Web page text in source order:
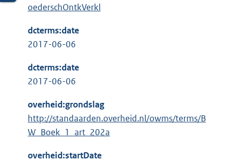
oederschOntkVerkl
dcterms:date
2017-06-06
dcterms:date
2017-06-06
overheid:grondslag
http://standaarden.overheid.nl/owms/terms/B
W_Boek_1_art_202a
overheid:startDate